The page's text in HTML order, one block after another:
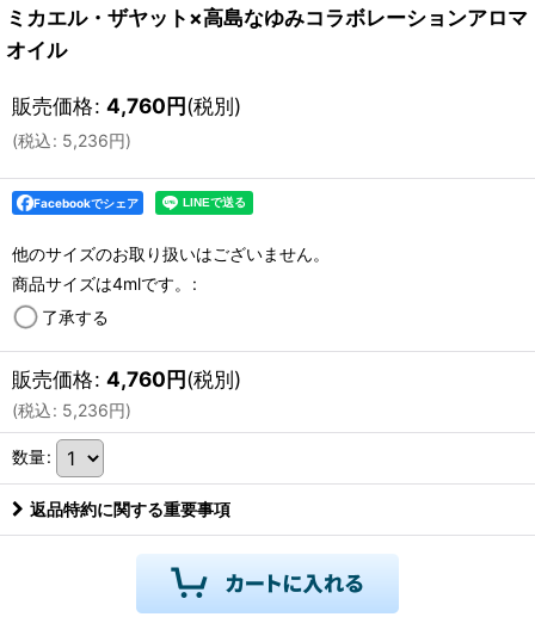
ミカエル・ザヤット×高島なゆみコラボレーションアロマ
オイル
販売価格: 4,760円(税別)
(税込: 5,236円)
Facebookでシェア
他のサイズのお取り扱いはございません。
商品サイズは4mlです。
:
了承する
販売価格: 4,760円(税別)
(税込: 5,236円)
数量:
返品特約に関する重要事項